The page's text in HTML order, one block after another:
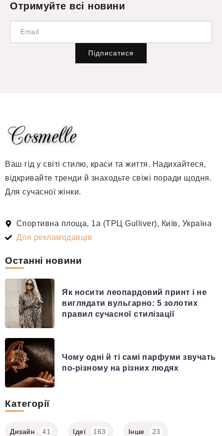
Отримуйте всі новини
Підписатися
Ваш гід у світі стилю, краси та життя. Надихайтеся,
відкривайте тренди й знаходьте свіжі поради щодня.
Для сучасної жінки.
Спортивна площа, 1а (ТРЦ Gulliver), Київ, Україна
Для рекламодавців
Останні новини
Як носити леопардовий принт і не
виглядати вульгарно: 5 золотих
правил сучасної стилізації
Чому одні й ті самі парфуми звучать
по-різному на різних людях
Категорії
Дизайн 41 Ідеї 163 Інше 23